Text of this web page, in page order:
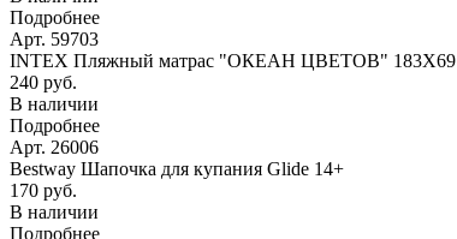
Подробнее
Арт. 59703
INTEX Пляжный матрас "ОКЕАН ЦВЕТОВ" 183Х69
240 руб.
В наличии
Подробнее
Арт. 26006
Bestway Шапочка для купания Glide 14+
170 руб.
В наличии
Подробнее